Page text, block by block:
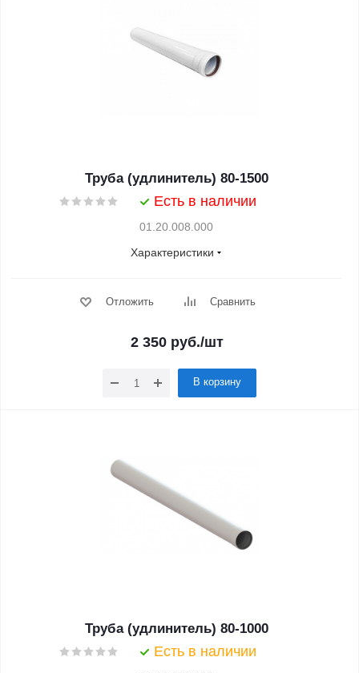
Труба (удлинитель) 80-1500
Есть в наличии
01.20.008.000
Характеристики
Отложить Сравнить
2 350руб./шт
В корзину
Труба (удлинитель) 80-1000
Есть в наличии